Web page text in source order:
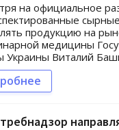
на официальное
продукцию на
медицины
Украины Виталий